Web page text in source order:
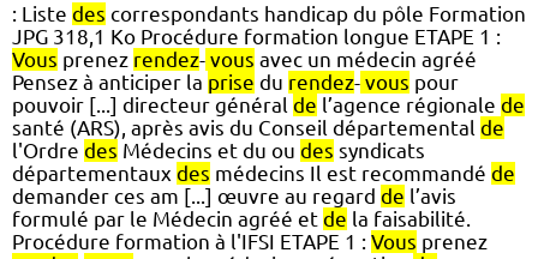
: Liste des correspondants handicap du pôle Formation
JPG 318,1 Ko Procédure formation longue ETAPE 1 :
Vous prenez rendez- vous avec un médecin agréé
Pensez à anticiper la prise du rendez- vous pour
pouvoir [...] directeur général de l’agence régionale de
santé (ARS), après avis du Conseil départemental de
l'Ordre des Médecins et du ou des syndicats
départementaux des médecins Il est recommandé de
demander ces am [...] œuvre au regard de l’avis
formulé par le Médecin agréé et de la faisabilité.
Procédure formation à l'IFSI ETAPE 1 : Vous prenez